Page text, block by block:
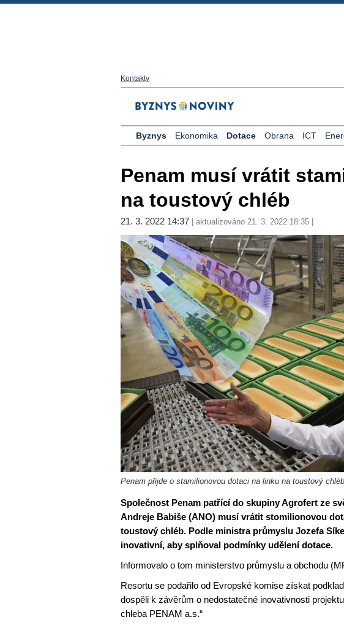
Kontakty
Byznys Ekonomika Dotace Obrana ICT
Penam musí vrátit
na toustový chléb
21. 3. 2022 14:37 | aktualizováno 21. 3. 2022 18:35 |
Penam přijde o stamilionovou dotaci na linku na toustový
Společnost Penam patřící do skupiny Agrofert ze
Andreje Babiše (ANO) musí vrátit stomilionovou
toustový chléb. Podle ministra průmyslu Jozefa
inovativní, aby splňoval podmínky udělení dotace.
Informovalo o tom ministerstvo průmyslu a obchodu
Resortu se podařilo od Evropské komise získat
dospěli k závěrům o nedostatečné inovativnosti
chleba PENAM a.s.“